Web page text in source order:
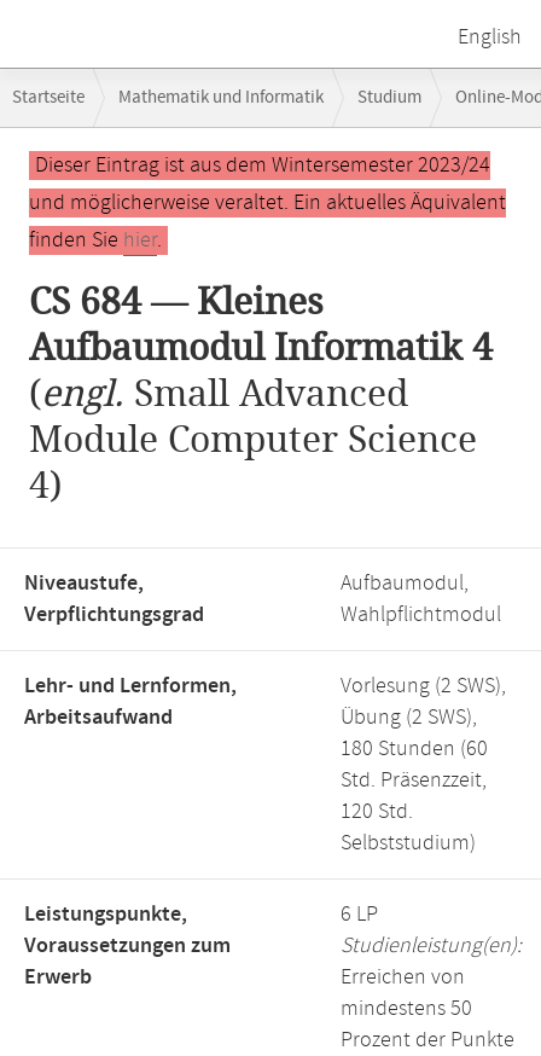
English
Navigation
Startseite Mathematik und Informatik Studium Online-
Hauptinhalt
Dieser Eintrag ist aus dem Wintersemester 2023/24
und möglicherweise veraltet. Ein aktuelles Äquivalent
finden Sie hier.
CS 684 — Kleines
Aufbaumodul Informatik 4
(engl. Small Advanced
Module Computer Science
4)
Niveaustufe,
Verpflichtungsgrad
Aufbaumodul,
Wahlpflichtmodul
Lehr- und Lernformen,
Arbeitsaufwand
Vorlesung (2 SWS),
Übung (2 SWS),
180 Stunden (60
Std. Präsenzzeit,
120 Std.
Selbststudium)
Leistungspunkte,
Voraussetzungen zum
Erwerb
6 LP
Studienleistung(en):
Erreichen von
mindestens 50
Prozent der Punkte